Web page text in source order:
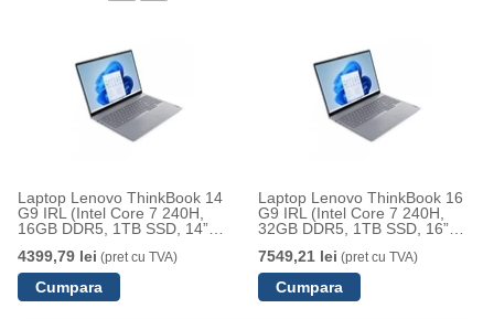
Laptop Lenovo ThinkBook 14
G9 IRL (Intel Core 7 240H,
16GB DDR5, 1TB SSD, 14”
+ amprentă, Thunderbolt 4, No
OS)
4399,79 lei (pret cu TVA)
Laptop Lenovo ThinkBook 16
G9 IRL (Intel Core 7 240H,
32GB DDR5, 1TB SSD, 16”
IR + amprentă, Thunderbolt 4,
No OS)
7549,21 lei (pret cu TVA)